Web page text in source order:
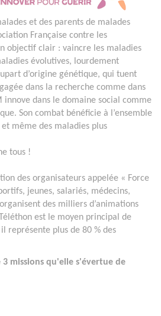
et des parents de malades
Française contre les
objectif clair : vaincre les maladies
évolutives, lourdement
d’origine génétique, qui tuent
dans la recherche comme dans
innove dans le domaine social comme
Son combat bénéficie à l’ensemble
même des maladies plus
tous !
des organisateurs appelée « Force
jeunes, salariés, médecins,
des milliers d’animations
est le moyen principal de
représente plus de 80 % des
3 missions qu'elle s'évertue de